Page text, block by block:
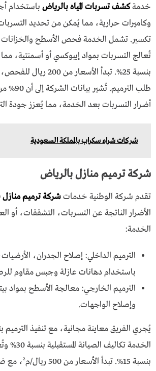
خدمةكشف تسربات المياه بالرياض باستخدام
تكسير. تشمل الخدمة فحص الأسطح
تُعالج التسربات بمواد إيبوكسي أو أسمنتية، مما
طلب
أضرار التسربات بعد الخدمة، مما يُعزز جودة
شركات شراء سكراب بالمملكة السعودية
شركة ترميم منازل بالرياض
تقدم شركة الوطنية خدماتشركة ترميم منازل
الأضرار الناتجة عن التسربات، التشققات، أو
الخدمة:
الترميم الداخلي: إصلاح الجدران،
باستخدام دهانات عازلة وجبس مقاوم
الترميم الخارجي: معالجة الأسطح بمواد
وإصلاح الواجهات.
يُجري الفريق معاينة مجانية، مع تنفيذ الترميم
الخدمة تكاليف